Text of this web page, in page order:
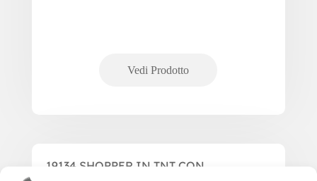
19134 SHOPPER IN TNT CON